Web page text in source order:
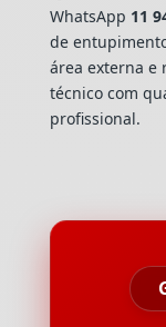
WhatsApp 11
de
área externa e
técnico com
profissional.